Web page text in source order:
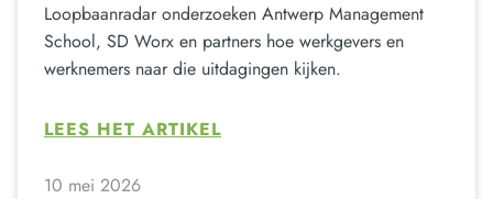
Loopbaanradar onderzoeken Antwerp Management
School, SD Worx en partners hoe werkgevers en
werknemers naar die uitdagingen kijken.
LEES HET ARTIKEL
10 mei 2026